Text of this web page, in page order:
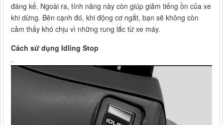
đáng kể. Ngoài ra, tính năng này còn giúp giảm tiếng ồn của xe
khi dừng. Bên cạnh đó, khi động cơ ngắt, bạn sẽ không còn
cảm thấy khó chịu vì những rung lắc từ xe máy.
Cách sử dụng Idling Stop
.